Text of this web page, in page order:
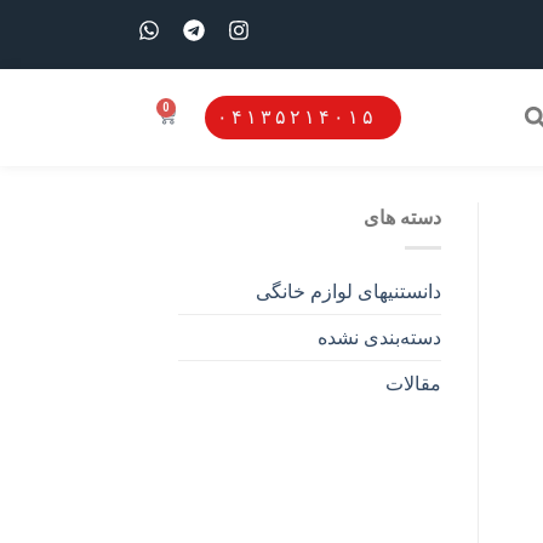
۰۴۱۳۵۲۱۴۰۱۵ 0
دسته های
دانستنیهای لوازم خانگی
دسته‌بندی نشده
مقالات